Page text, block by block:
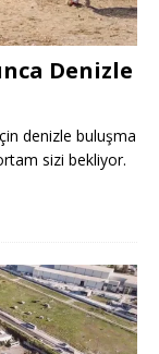
Denizle
denizle buluşma
sizi bekliyor.